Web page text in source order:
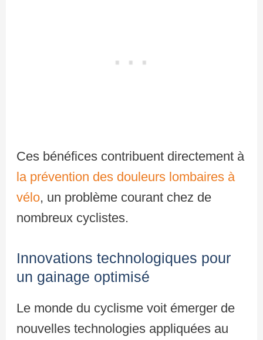
Ces bénéfices contribuent directement à
la prévention des douleurs lombaires à
vélo, un problème courant chez de
nombreux cyclistes.
Innovations technologiques pour
un gainage optimisé
Le monde du cyclisme voit émerger de
nouvelles technologies appliquées au